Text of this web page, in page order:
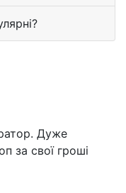
Дуже
за свої гроші